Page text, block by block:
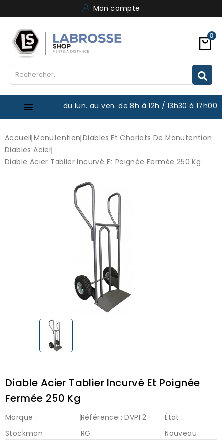
Mon compte
0
 du lun. au ven. de 8h à 12h / 13h30 à 17h00
Accueil Manutention Diables Et Chariots De Manutention
Diables Acier
Diable Acier Tablier Incurvé Et Poignée Fermée 250 Kg
Diable Acier Tablier Incurvé Et Poignée
Fermée 250 Kg
Marque :
Stockman
Référence : DVPF2-
RG
État :
Nouveau